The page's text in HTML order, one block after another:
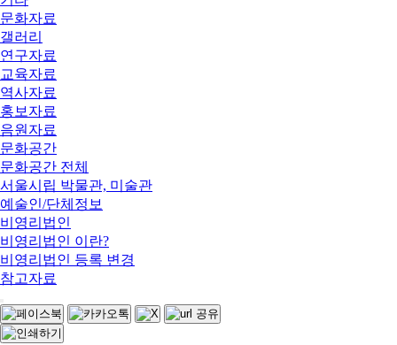
문화자료
갤러리
연구자료
교육자료
역사자료
홍보자료
음원자료
문화공간
문화공간 전체
서울시립 박물관, 미술관
예술인/단체정보
비영리법인
비영리법인 이란?
비영리법인 등록 변경
참고자료